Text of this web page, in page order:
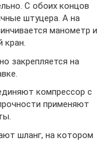
С обоих концов
штуцера. А на
манометр и
кран.
закрепляется на
компрессор с
применяют
шланг, на котором